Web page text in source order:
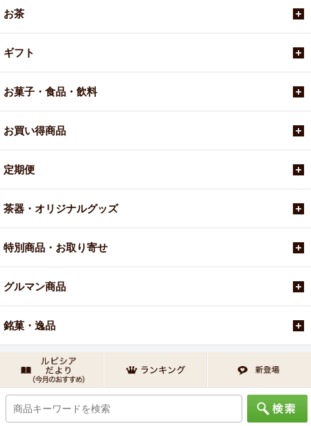
お茶
ギフト
お菓子・食品・飲料
お買い得商品
定期便
茶器・オリジナルグッズ
特別商品・お取り寄せ
グルマン商品
銘菓・逸品